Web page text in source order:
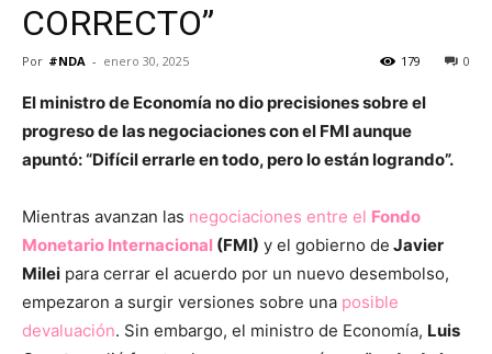
CORRECTO”
Por #NDA - enero 30, 2025 0
179
El ministro de Economía no dio precisiones sobre el
progreso de las negociaciones con el FMI aunque
apuntó: “Difícil errarle en todo, pero lo están logrando”.
Mientras avanzan las negociaciones entre el Fondo
Monetario Internacional (FMI) y el gobierno de Javier
Milei para cerrar el acuerdo por un nuevo desembolso,
empezaron a surgir versiones sobre una posible
devaluación. Sin embargo, el ministro de Economía, Luis